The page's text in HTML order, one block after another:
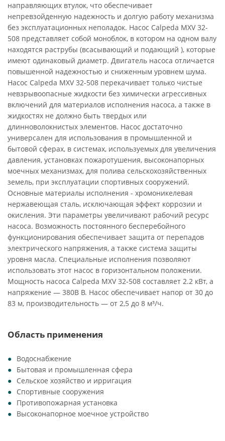
направляющих втулок, что обеспечивает
непревзойденную надежность и долгую работу механизма
без эксплуатационных неполадок. Насос Calpeda MXV 32-
508 представляет собой моноблок, в котором на одном валу
находятся раструбы (всасывающий и подающий ), которые
имеют одинаковый диаметр. Двигатель насоса отличается
повышенной надежностью и сниженным уровнем шума.
Насос Calpeda MXV 32-508 перекачивает только чистые
невзрывоопасные жидкости без химически агрессивных
включений для материалов исполнения насоса, а также в
жидкостях не должно быть твердых или
длинноволокнистых элементов. Насос достаточно
универсален для использования в промышленной и
бытовой сферах, в системах, используемых для увеличения
давления, установках пожаротушения, высоконапорных
моечных механизмах, для полива сельскохозяйственных
земель, при эксплуатации спортивных сооружений.
Основные материалы исполнения - хромоникелевая
нержавеющая сталь, исключающая эффект коррозии и
окисления. Эти параметры увеличивают рабочий ресурс
насоса. Возможность постоянного бесперебойного
функционирования обеспечивает защита от перепадов
электрического напряжения, а также система защиты
уровня масла. Специальные исполнения позволяют
использовать этот насос в горизонтальном положении.
Мощность насоса Calpeda MXV 32-508 составляет 2.2 кВт, а
напряжение — 380В В. Насос обеспечивает напор от 30 до
83 м, производительность — от 2,5 до 8 м³/ч.
Область применения
Водоснабжение
Бытовая и промышленная сфера
Сельское хозяйство и ирригация
Спортивные сооружения
Противопожарная установка
Высоконапорное моечное устройство